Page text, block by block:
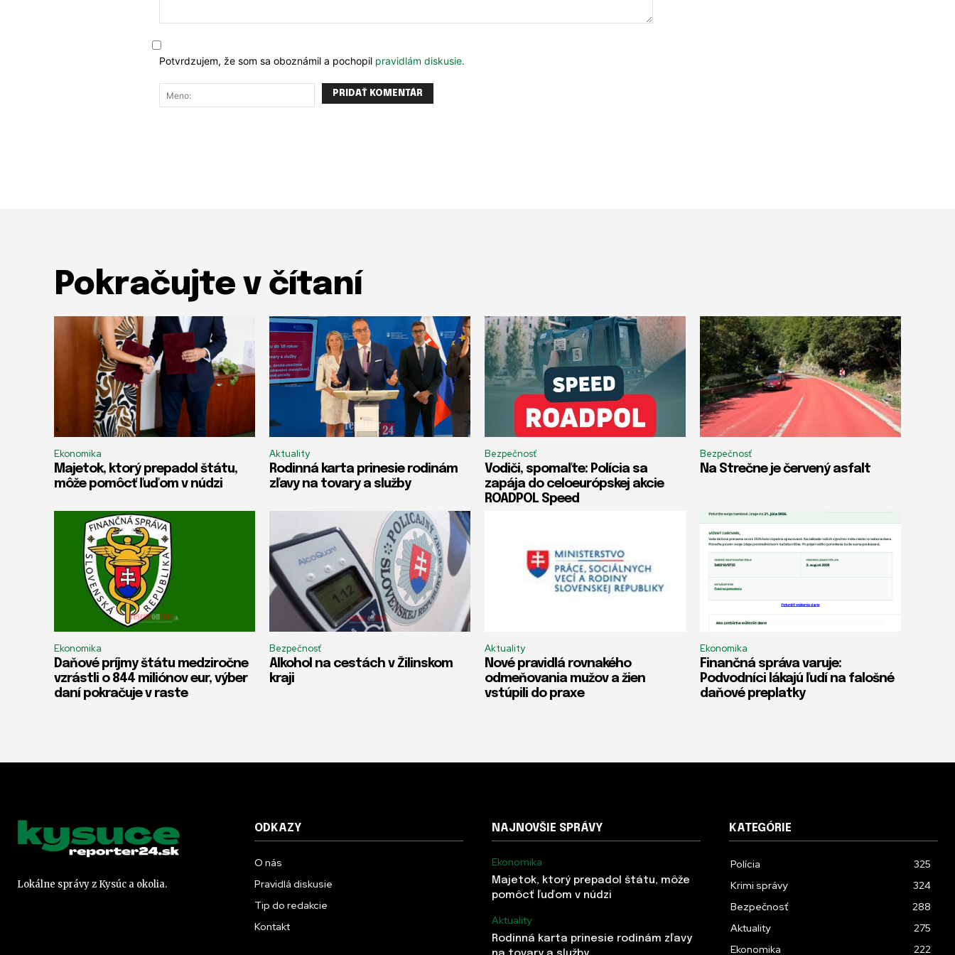
Potvrdzujem, že som sa oboznámil a pochopil pravidlám diskusie.
Meno:
Pokračujte v čítaní
Ekonomika
Majetok, ktorý prepadol štátu,
môže pomôcť ľuďom v núdzi
Aktuality
Rodinná karta prinesie rodinám
zľavy na tovary a služby
Bezpečnosť
Vodiči, spomaľte: Polícia sa
zapája do celoeurópskej akcie
ROADPOL Speed
Bezpečnosť
Na Strečne je červený asfalt
Ekonomika
Daňové príjmy štátu medziročne
vzrástli o 844 miliónov eur, výber
daní pokračuje v raste
Bezpečnosť
Alkohol na cestách v Žilinskom
kraji
Aktuality
Nové pravidlá rovnakého
odmeňovania mužov a žien
vstúpili do praxe
Ekonomika
Finančná správa varuje:
Podvodníci lákajú ľudí na falošné
daňové preplatky
Lokálne správy z Kysúc a okolia.
ODKAZY
O nás
Pravidlá diskusie
Tip do redakcie
Kontakt
NAJNOVŠIE SPRÁVY
Ekonomika
Majetok, ktorý prepadol štátu, môže
pomôcť ľuďom v núdzi
Aktuality
Rodinná karta prinesie rodinám zľavy
KATEGÓRIE
Polícia
325
Krimi správy
324
Bezpečnosť
288
Aktuality
275
Ekonomika
222